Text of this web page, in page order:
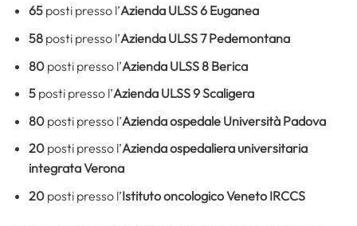
65posti presso l’Azienda ULSS 6 Euganea
58posti presso l’Azienda ULSS 7 Pedemontana
80posti presso l’Azienda ULSS 8 Berica
5posti presso l’Azienda ULSS 9 Scaligera
80posti presso l’Azienda ospedale Università Padova
20posti presso l’Azienda ospedaliera universitaria
integrata Verona
20posti presso l’Istituto oncologico Veneto IRCCS